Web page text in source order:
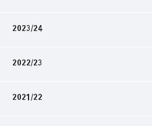
2023/24
2022/23
2021/22